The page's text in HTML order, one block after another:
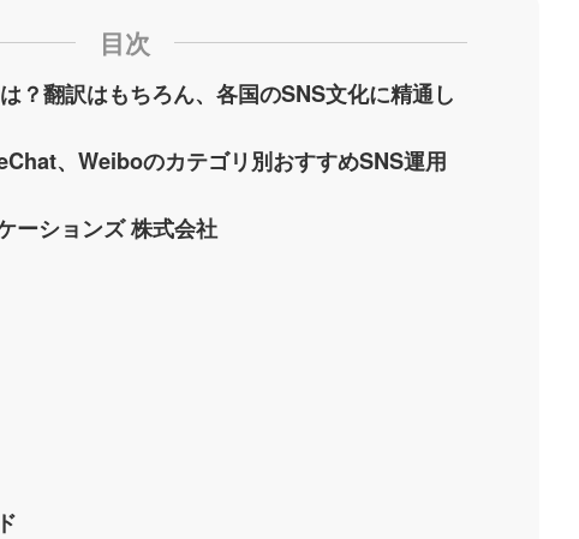
目次
？翻訳はもちろん、各国のSNS文化に精通し
、Weiboのカテゴリ別おすすめSNS運用
ーションズ 株式会社